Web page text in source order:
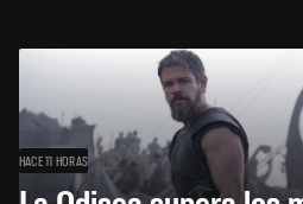
HACE 11 HORAS